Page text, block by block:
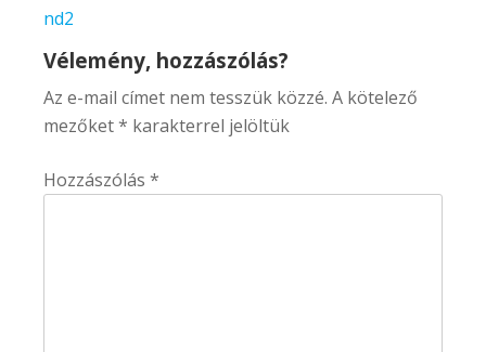
Bejegyzés
navigáció
nd2
Vélemény, hozzászólás?
Az e-mail címet nem tesszük közzé. A kötelező
mezőket* karakterrel jelöltük
Hozzászólás *